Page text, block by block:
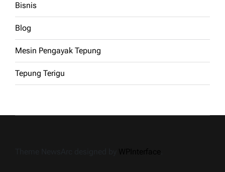
Bisnis
Blog
Mesin Pengayak Tepung
Tepung Terigu